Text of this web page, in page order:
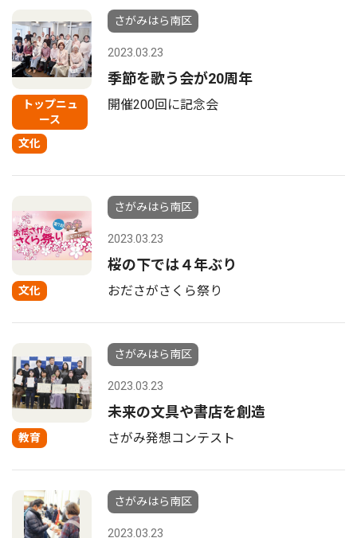
トップニュ
ース
文化
さがみはら南区
2023.03.23
季節を歌う会が20周年
開催200回に記念会
文化
さがみはら南区
2023.03.23
桜の下では４年ぶり
おださがさくら祭り
教育
さがみはら南区
2023.03.23
未来の文具や書店を創造
さがみ発想コンテスト
さがみはら南区
2023.03.23